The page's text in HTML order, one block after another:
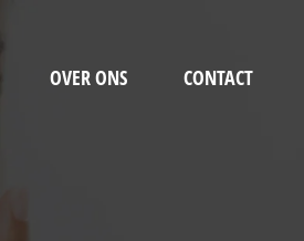
OVER ONS CONTACT